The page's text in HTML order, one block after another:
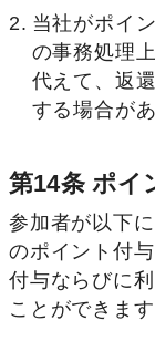
当社がポイ
の事務処理
代えて、返
する場合が
第14条 ポイ
参加者が以下
のポイント付
付与ならびに
ことができます